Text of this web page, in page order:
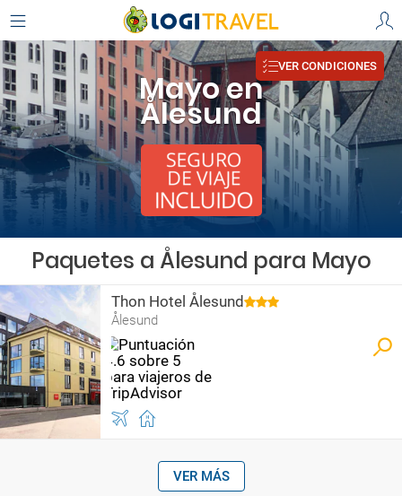
Mayo en
Ålesund
VER CONDICIONES
Paquetes a Ålesund para Mayo
Thon Hotel Ålesund
Ålesund
VER MÁS